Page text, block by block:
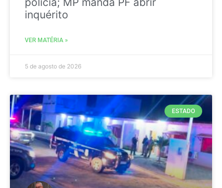
inquérito
VER MATÉRIA »
5 de agosto de 2026
ESTADO